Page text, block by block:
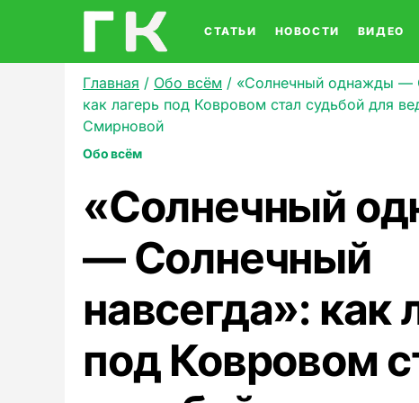
СТАТЬИ НОВОСТИ ВИДЕО
Главная / Обо всём / «Солнечный однажды —
как лагерь под Ковровом стал судьбой для
Смирновой
Обо всём
«Солнечный
— Солнечный
навсегда»: как
под Ковровом